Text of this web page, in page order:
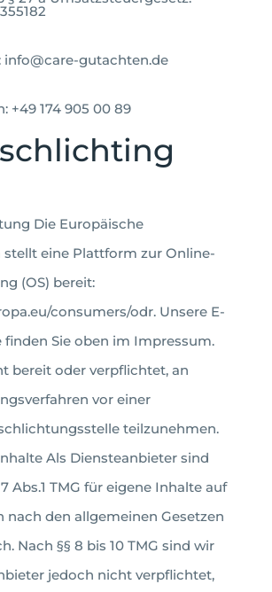
info@care-gutachten.de
+49 174 905 00 89
Die Europäische
eine Plattform zur Online-
(OS) bereit:
consumers/odr. Unsere E-
finden Sie oben im Impressum.
bereit oder verpflichtet, an
vor einer
teilzunehmen.
Als Diensteanbieter sind
Abs.1 TMG für eigene Inhalte auf
nach den allgemeinen Gesetzen
Nach §§ 8 bis 10 TMG sind wir
jedoch nicht verpflichtet,